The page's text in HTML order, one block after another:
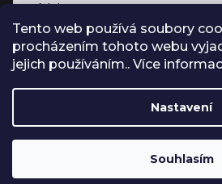
Tento web používá soubory
procházením tohoto webu
jejich používáním.. Více
Nastavení
Souhlasím
údaje
Přednostní přístup ke slevám
Body za každý nákup
Vytvořil Shoptet
Copyright 2026Čerpadla.online.